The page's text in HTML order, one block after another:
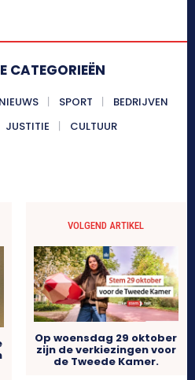
CATEGORIEËN
SPORT
BEDRIJVEN
JUSTITIE CULTUUR
VOLGEND ARTIKEL
Op woensdag 29 oktober
zijn de verkiezingen voor
de Tweede Kamer.